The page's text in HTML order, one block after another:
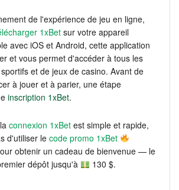
de l'expérience de jeu en ligne,
1xBet sur votre appareil
avec iOS et Android, cette application
et vous permet d'accéder à tous les
et de jeux de casino. Avant de
à jouer et à parier, une étape
inscription 1xBet.
connexion 1xBet est simple et rapide,
d'utiliser le code promo 1xBet
obtenir un cadeau de bienvenue — le
dépôt jusqu'à
130 $.